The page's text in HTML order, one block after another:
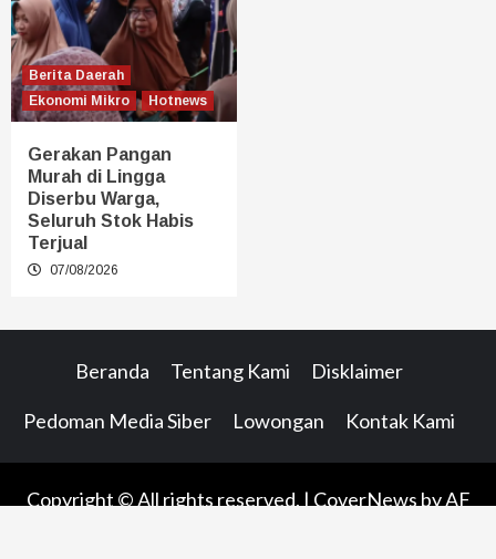
Berita Daerah
Ekonomi Mikro
Hotnews
Gerakan Pangan
Murah di Lingga
Diserbu Warga,
Seluruh Stok Habis
Terjual
07/08/2026
Beranda Tentang Kami Disklaimer
Pedoman Media Siber Lowongan Kontak Kami
Copyright © All rights reserved.|CoverNewsby AF